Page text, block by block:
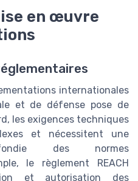
en œuvre
internationales
et de défense pose de
les exigences techniques
et nécessitent une
des normes
le règlement REACH
et autorisation des